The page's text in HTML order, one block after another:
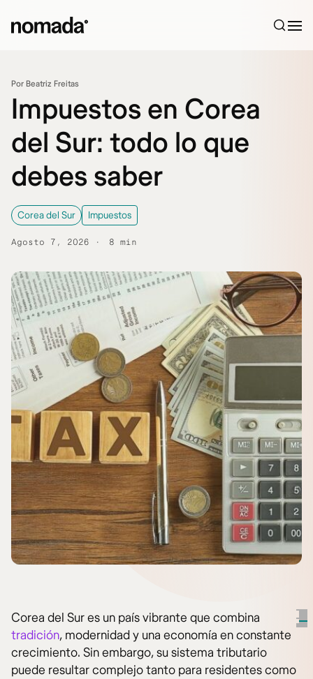
Por Beatriz Freitas
Impuestos en Corea
del Sur: todo lo que
debes saber
Corea del Sur Impuestos
Agosto 7, 2026 8 min
Corea del Sur es un país vibrante que combina
tradición, modernidad y una economía en constante
crecimiento. Sin embargo, su sistema tributario
puede resultar complejo tanto para residentes como